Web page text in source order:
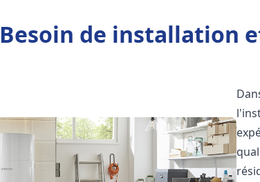
Besoin de installation